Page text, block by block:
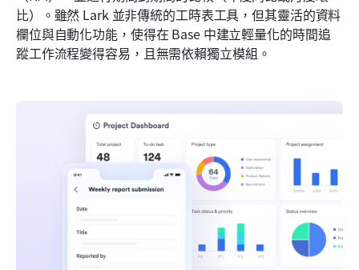
比）。雖然 Lark 並非傳統的工時表工具，但其靈活的資料
欄位與自動化功能，使得在 Base 中建立輕量化的時間追
蹤工作流程變得容易，且無需依賴獨立模組。